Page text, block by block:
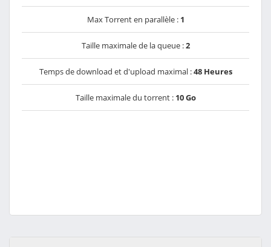
Max Torrent en parallèle : 1
Taille maximale de la queue :2
Temps de download et d'upload maximal :48 Heures
Taille maximale du torrent : 10 Go